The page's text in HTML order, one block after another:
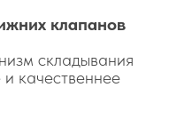
клапанов
складывания
и качественнее